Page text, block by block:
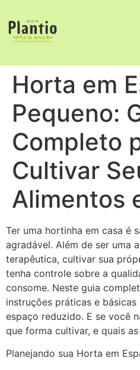
Horta em
Pequeno:
Completo
Cultivar
Alimentos
Ter uma hortinha em casa é
agradável. Além de ser uma
terapêutica, cultivar sua
tenha controle sobre a
consome. Neste guia
instruções práticas e
espaço reduzido. E se você
que forma cultivar, e quais
Planejando sua Horta em